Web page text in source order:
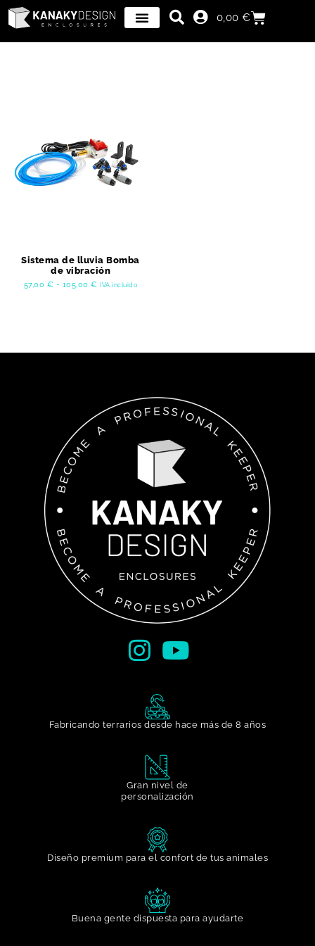
0,00€
Sistema de lluvia Bomba
de vibración
57,00 € - 105,00€ IVA incluido
Fabricando terrarios desde hace más de 8 años
Gran nivel de
personalización​
Diseño premium para el confort de tus animales
Buena gente dispuesta para ayudarte​